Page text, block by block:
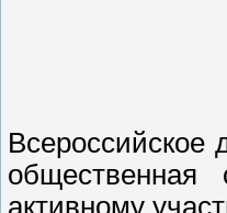
Всероссийское
активному